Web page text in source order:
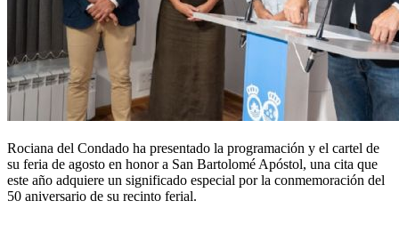
Rociana del Condado ha presentado la programación y el cartel de
su feria de agosto en honor a San Bartolomé Apóstol, una cita que
este año adquiere un significado especial por la conmemoración del
50 aniversario de su recinto ferial.